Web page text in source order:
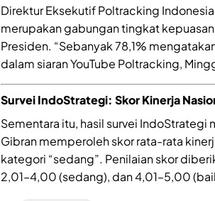
Direktur Eksekutif Poltracking
merupakan gabungan tingkat
Presiden. “Sebanyak 78,1%
dalam siaran YouTube Poltracking,
Survei IndoStrategi: Skor Kinerja
Sementara itu, hasil survei
Gibran memperoleh skor rata-rata
kategori “sedang”. Penilaian skor
2,01–4,00 (sedang), dan 4,01–5,00